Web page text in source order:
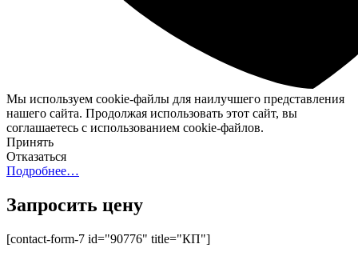
Мы используем cookie-файлы для наилучшего представления
нашего сайта. Продолжая использовать этот сайт, вы
соглашаетесь с использованием cookie-файлов.
Принять
Отказаться
Подробнее…
Запросить цену
[contact-form-7 id="90776" title="КП"]